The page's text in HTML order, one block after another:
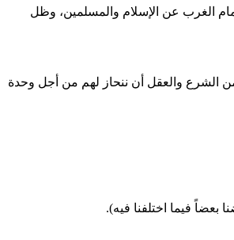
الغرب عن الإسلام والمسلمين، وظل
الشرع والعقل أن ننحاز لهم من أجل وحدة
بعضاً فيما اختلفنا فيه).